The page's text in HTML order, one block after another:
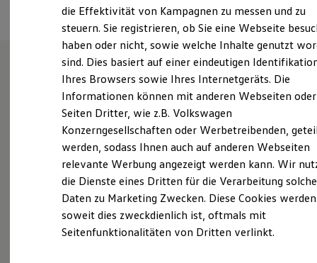
Garantie und Lebensdauer
Nachhaltigkeit
Technologie
Kosten und Kauf
Verbrauchskosten
Kaufoptionen
E-Auto-Förderung
Software und Konnektivität
ID. Software Versionen und Updates
Digitale Extras
Schnittstellen zu Ihrem ID.
Hybridautos
Marke und Erlebnis
Volkswagen R und R Experience
R-Modelle
Driving Experience
Volkswagen entdecken
Wie können wir
Ihnen weiterhelfen?
Probefahrt vereinbaren
die Effektivität von Kampagnen zu messen und zu
steuern. Sie registrieren, ob Sie eine Webseite
haben oder nicht, sowie welche Inhalte genutzt
sind. Dies basiert auf einer eindeutigen
Ihres Browsers sowie Ihres Internetgeräts. Die
Informationen können mit anderen Webseiten oder
Seiten Dritter, wie z.B. Volkswagen
Konzerngesellschaften oder Werbetreibenden,
werden, sodass Ihnen auch auf anderen Webseiten
relevante Werbung angezeigt werden kann. Wir
die Dienste eines Dritten für die Verarbeitung
Daten zu Marketing Zwecken. Diese Cookies
soweit dies zweckdienlich ist, oftmals mit
Seitenfunktionalitäten von Dritten verlinkt.